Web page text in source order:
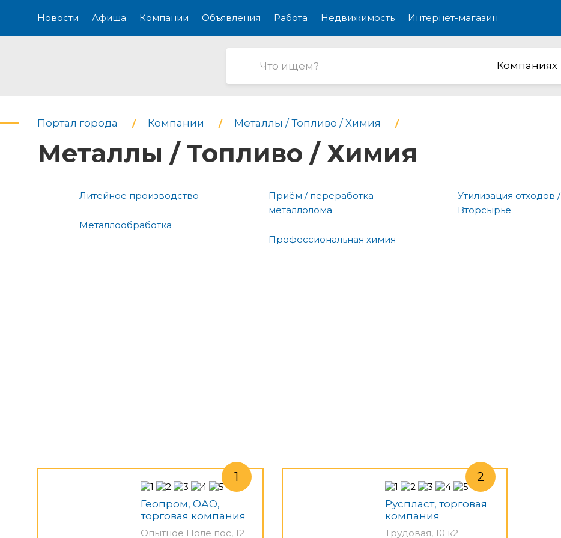
Новости Афиша Компании Объявления Работа Недвижимость Интернет-магазин
Компаниях
Портал города Компании Металлы / Топливо / Химия
Металлы / Топливо / Химия
Литейное производство
Металлообработка
Приём / переработка
металлолома
Профессиональная химия
Утилизация отходов /
Вторсырьё
Геопром, ОАО,
торговая компания
Опытное Поле пос, 12
Руспласт, торговая
компания
Трудовая, 10 к2